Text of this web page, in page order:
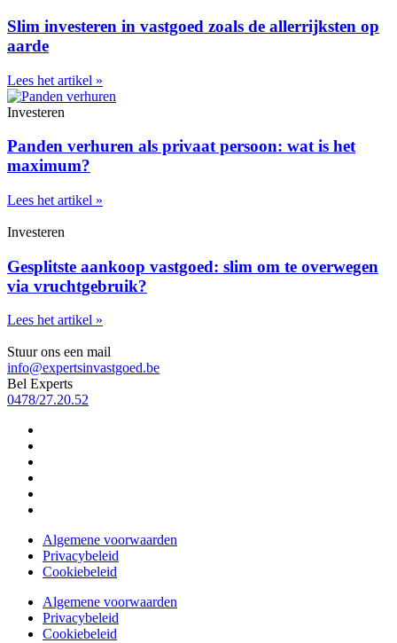
Slim investeren in vastgoed zoals de allerrijksten op
aarde
Lees het artikel »
Investeren
Panden verhuren als privaat persoon: wat is het
maximum?
Lees het artikel »
Investeren
Gesplitste aankoop vastgoed: slim om te overwegen
via vruchtgebruik?
Lees het artikel »
Stuur ons een mail
info@expertsinvastgoed.be
Bel Experts
0478/27.20.52
Algemene voorwaarden
Privacybeleid
Cookiebeleid
Algemene voorwaarden
Privacybeleid
Cookiebeleid